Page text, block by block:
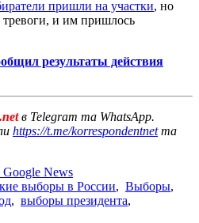
пришли на участки, но
тревоги, и им пришлось
результаты действия
в Telegram та WhatsApp.
https://t.me/korrespondentnetта
Google News
выборы в России, Выборы,
, выборы президента,